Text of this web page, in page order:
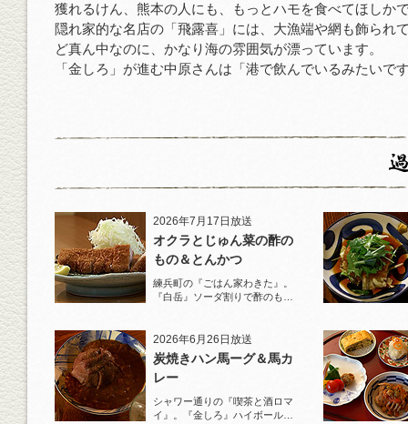
獲れるけん、熊本の人にも、もっとハモを食べてほしか
隠れ家的な名店の「飛露喜」には、大漁端や網も飾られ
ど真ん中なのに、かなり海の雰囲気が漂っています。
「金しろ」が進む中原さんは「港で飲んでいるみたいで
2026年7月17日放送
オクラとじゅん菜の酢の
もの＆とんかつ
練兵町の『ごはん家わきた』。
『白岳』ソーダ割りで酢のもの
2026年6月26日放送
炭焼きハン馬ーグ＆馬カ
レー
シャワー通りの『喫茶と酒ロマ
イ』。『金しろ』ハイボールで